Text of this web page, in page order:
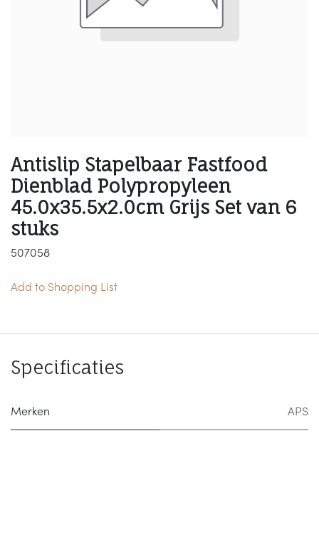
Antislip Stapelbaar Fastfood
Dienblad Polypropyleen
45.0x35.5x2.0cm Grijs Set van 6
stuks
507058
Add to Shopping List
Specificaties
Merken APS